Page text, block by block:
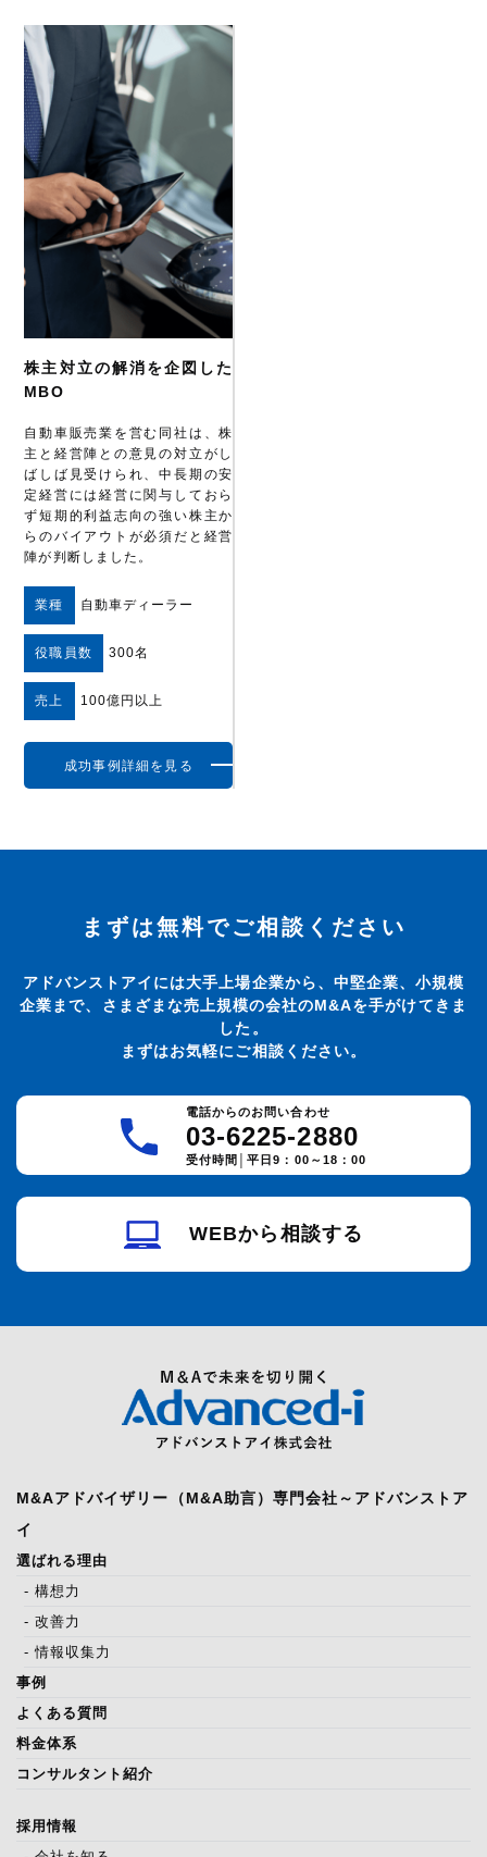
株主対立の解消を企図した
MBO
自動車販売業を営む同社は、株
主と経営陣との意見の対立がし
ばしば見受けられ、中長期の安
定経営には経営に関与しておら
ず短期的利益志向の強い株主か
らのバイアウトが必須だと経営
陣が判断しました。
業種 自動車ディーラー
役職員数 300名
売上 100億円以上
成功事例詳細を見る
まずは無料でご相談ください
アドバンストアイには大手上場企業から、中堅企業、小規模
企業まで、さまざまな売上規模の会社のM&Aを手がけてきま
した。
まずはお気軽にご相談ください。
電話からのお問い合わせ
03-6225-2880
受付時間│平日9：00～18：00
WEBから相談する
M&Aアドバイザリー（M&A助言）専門会社～アドバンストア
イ
選ばれる理由
- 構想力
- 改善力
- 情報収集力
事例
よくある質問
料金体系
コンサルタント紹介
採用情報